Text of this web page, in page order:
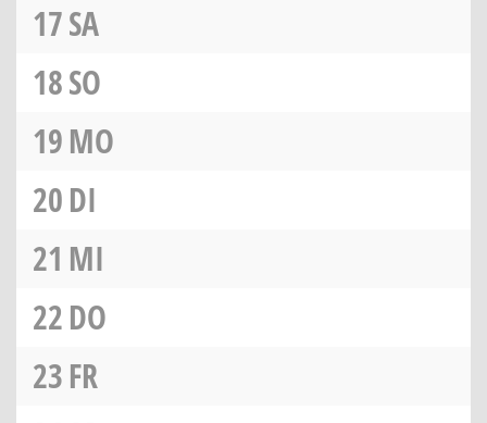
17SA
18SO
19MO
20DI
21 MI
22DO
23FR